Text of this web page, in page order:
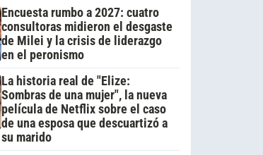
Encuesta rumbo a 2027: cuatro
consultoras midieron el desgaste
de Milei y la crisis de liderazgo
en el peronismo
La historia real de "Elize:
Sombras de una mujer", la nueva
película de Netflix sobre el caso
de una esposa que descuartizó a
su marido